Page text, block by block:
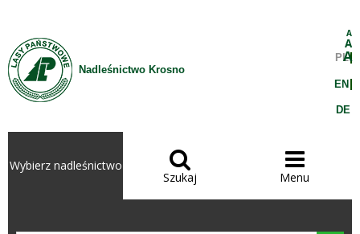
Nadleśnictwo Krosno
A
A
A
PL
EN
DE
Wybierz nadleśnictwo 
Szukaj

Menu